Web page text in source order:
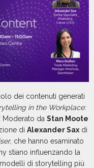
dei contenuti generati
in the Workplace:
Moderato da Stan Moote
di Alexander Sax di
, che hanno esaminato
stiano influenzando la
di storytelling più